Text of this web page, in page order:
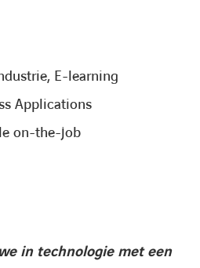
E-learning
Applications
on-the-job
in technologie met een